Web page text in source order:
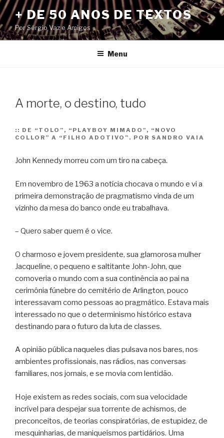
Pular
para
o
conteúdo
+ DE 50 ANOS DE TEXTOS
Por Sérgio Vaz e Amigos
Menu
A morte, o destino, tudo
:: DE “TOLO”, “PLAYBOY MIMADO", “NOVO
COLLOR” A “FILHO ADOTIVO”. POR SANDRO VAIA
John Kennedy morreu com um tiro na cabeça.
Em novembro de 1963 a notícia chocava o mundo e vi a
primeira demonstração de pragmatismo vinda de um
vizinho da mesa do banco onde eu trabalhava.
– Quero saber quem é o vice.
O charmoso e jovem presidente, sua glamorosa mulher
Jacqueline, o pequeno e saltitante John-John, que
comoveria o mundo com a sua continência ao pai na
cerimônia fúnebre do cemitério de Arlington, pouco
interessavam como pessoas ao pragmático. Estava mais
interessado no que o determinismo histórico estava
destinando para o futuro da luta de classes.
A opinião pública naqueles dias pulsava nos bares, nos
ambientes profissionais, nas rádios, nas conversas
familiares, nos jornais, e se movia com lentidão.
Hoje existem as redes sociais, com sua velocidade
incrível para despejar sua torrente de achismos, de
preconceitos, de teorias conspiratórias, de estupidez, de
mesquinharias, de maniqueísmos partidários. Uma